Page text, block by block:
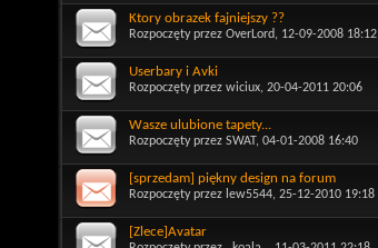
Ktory obrazek fajniejszy ??
Rozpoczęty przez OverLord, 12-09-2008 18:12
Userbary i Avki
Rozpoczęty przez wiciux, 20-04-2011 20:06
Wasze ulubione tapety...
Rozpoczęty przez SWAT, 04-01-2008 16:40
[sprzedam] piękny design na forum
Rozpoczęty przez lew5544, 25-12-2010 19:18
[Zlece]Avatar